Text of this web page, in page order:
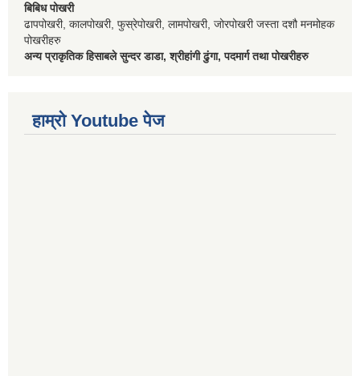
बिबिध पोखरी
ढापपोखरी, कालपोखरी, फुस्रेपोखरी, लामपोखरी, जोरपोखरी जस्ता दशौ मनमोहक
पोखरीहरु
अन्य प्राकृतिक हिसाबले सुन्दर डाडा, श्रीहांगी ढुंगा, पदमार्ग तथा पोखरीहरु
हाम्रो Youtube पेज